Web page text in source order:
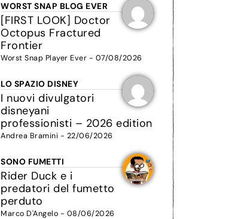
WORST SNAP BLOG EVER
[FIRST LOOK] Doctor
Octopus Fractured
Frontier
Worst Snap Player Ever - 07/08/2026
LO SPAZIO DISNEY
I nuovi divulgatori
disneyani
professionisti – 2026 edition
Andrea Bramini - 22/06/2026
SONO FUMETTI
Rider Duck e i
predatori del fumetto
perduto
Marco D'Angelo - 08/06/2026